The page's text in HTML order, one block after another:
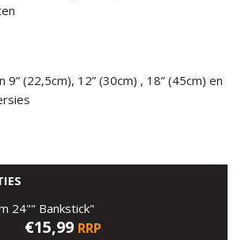
9” (22,5cm), 12” (30cm) , 18” (45cm) en
24"" Bankstick"
€15,99 RRP